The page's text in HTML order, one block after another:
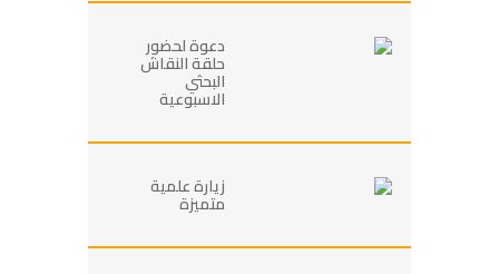
دعوة لحضور
حلقة النقاش
البحثي
الاسبوعية
زيارة علمية
متميزة